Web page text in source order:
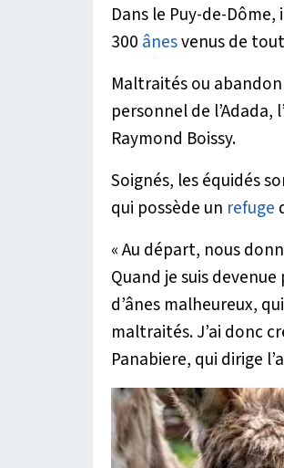
Dans le Puy-de-
300 ânesvenus de
Maltraités ou
personnel de l’Adada,
Raymond Boissy.
Soignés, les équidés
qui possède un refuge
«Au départ, nous
Quand je suis
d’ânes malheureux,
maltraités. J’ai donc
Panabiere, qui dirige